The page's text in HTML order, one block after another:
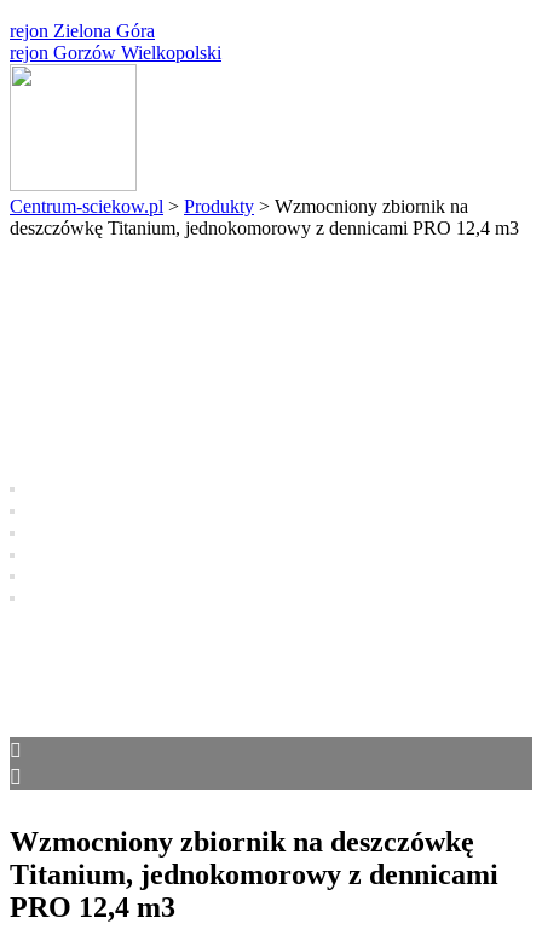
rejon Zielona Góra
rejon Gorzów Wielkopolski
Centrum-sciekow.pl > Produkty > Wzmocniony zbiornik na
deszczówkę Titanium, jednokomorowy z dennicami PRO 12,4 m3
Wzmocniony zbiornik na deszczówkę
Titanium, jednokomorowy z dennicami
PRO 12,4 m3